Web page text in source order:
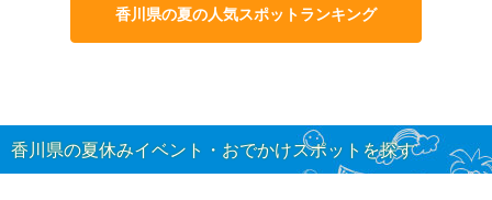
香川県の夏の人気スポットランキング
香川県の夏休みイベント・おでかけスポットを探す